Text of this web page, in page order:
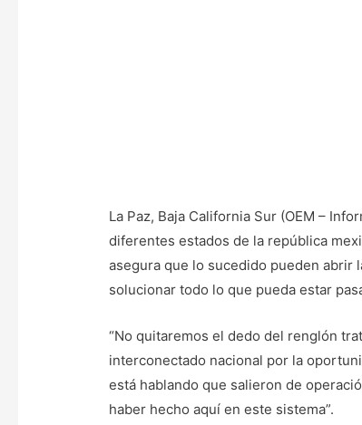
La Paz, Baja California Sur (OEM –
diferentes estados de la república
asegura que lo sucedido pueden abrir
solucionar todo lo que pueda estar
“No quitaremos el dedo del renglón
interconectado nacional por la
está hablando que salieron de
haber hecho aquí en este sistema”.